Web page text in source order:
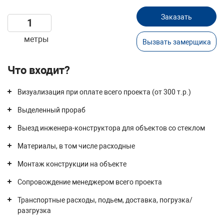
метры
Заказать
Вызвать замерщика
Что входит?
Визуализация при оплате всего проекта (от 300 т.р.)
Выделенный прораб
Выезд инженера-конструктора для объектов со стеклом
Материалы, в том числе расходные
Монтаж конструкции на объекте
Сопровождение менеджером всего проекта
Транспортные расходы, подьем, доставка, погрузка/
разгрузка